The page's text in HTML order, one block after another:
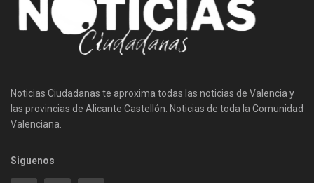
Noticias Ciudadanas te aproxima todas las noticias de Valencia y
las provincias de Alicante Castellón. Noticias de toda la Comunidad
Valenciana.
Siguenos